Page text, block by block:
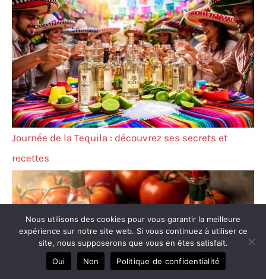
Journée de la Tequila : découvrez ses secrets et
recettes
Nous utilisons des cookies pour vous garantir la meilleure
expérience sur notre site web. Si vous continuez à utiliser ce
site, nous supposerons que vous en êtes satisfait.
Oui
Non Politique de confidentialité